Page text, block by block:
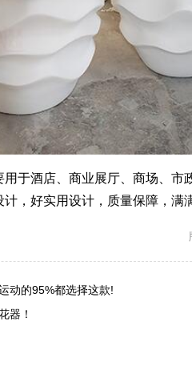
酒店、商业展厅、商场、市
，好实用设计，质量保障，满
动的95%都选择这款!
器！